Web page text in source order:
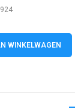
WINKELWAGEN